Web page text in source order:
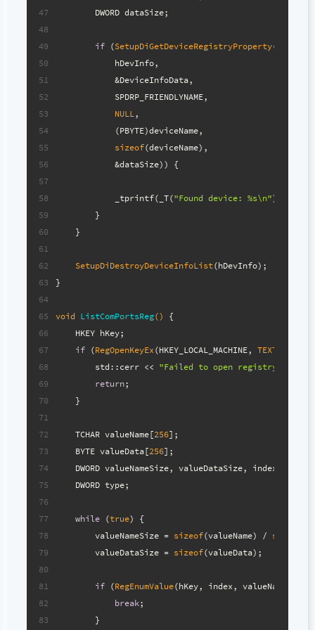
47
48
49
50
51
52
53
54
55
56
57
58
59
60
61
62
63
64
65
66
67
68
69
70
71
72
73
74
75
76
77
78
79
80
81
82
83
        DWORD dataSize;
if (SetupDiGetDeviceRegistryProperty(
            hDevInfo,
            &DeviceInfoData,
            SPDRP_FRIENDLYNAME,
NULL ,
            (PBYTE)deviceName,
sizeof(deviceName),
            &dataSize)) {
            _tprintf(_T(
"Found device: %s\n"),
        }
    }
SetupDiDestroyDeviceInfoList(hDevInfo);
}
void ListComPortsReg()
{
    HKEY hKey;
if (RegOpenKeyEx (HKEY_LOCAL_MACHINE, TEXT
        std::cerr <<
"Failed to open registry key."
return;
    }
    TCHAR valueName[
256];
    BYTE valueData[
256];
    DWORD valueNameSize, valueDataSize, index =
    DWORD type;
while (true) {
        valueNameSize =
sizeof(valueName) / sizeof
        valueDataSize =
sizeof(valueData);
if (RegEnumValue(hKey, index, valueName,
break;
        }